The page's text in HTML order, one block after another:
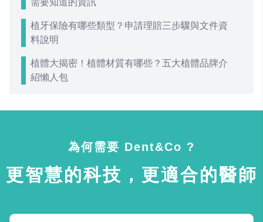
需要知道的資訊
植牙保險有哪些類型？申請理賠三步驟與文件資
料說明
植體大揭密！植體材質有哪些？五大植體品牌介
紹懶人包
為何需要 Dent&Co ?
更智慧的科技，更適合的醫師